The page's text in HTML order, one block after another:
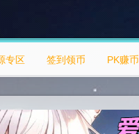
专区 签到领币 PK赚币